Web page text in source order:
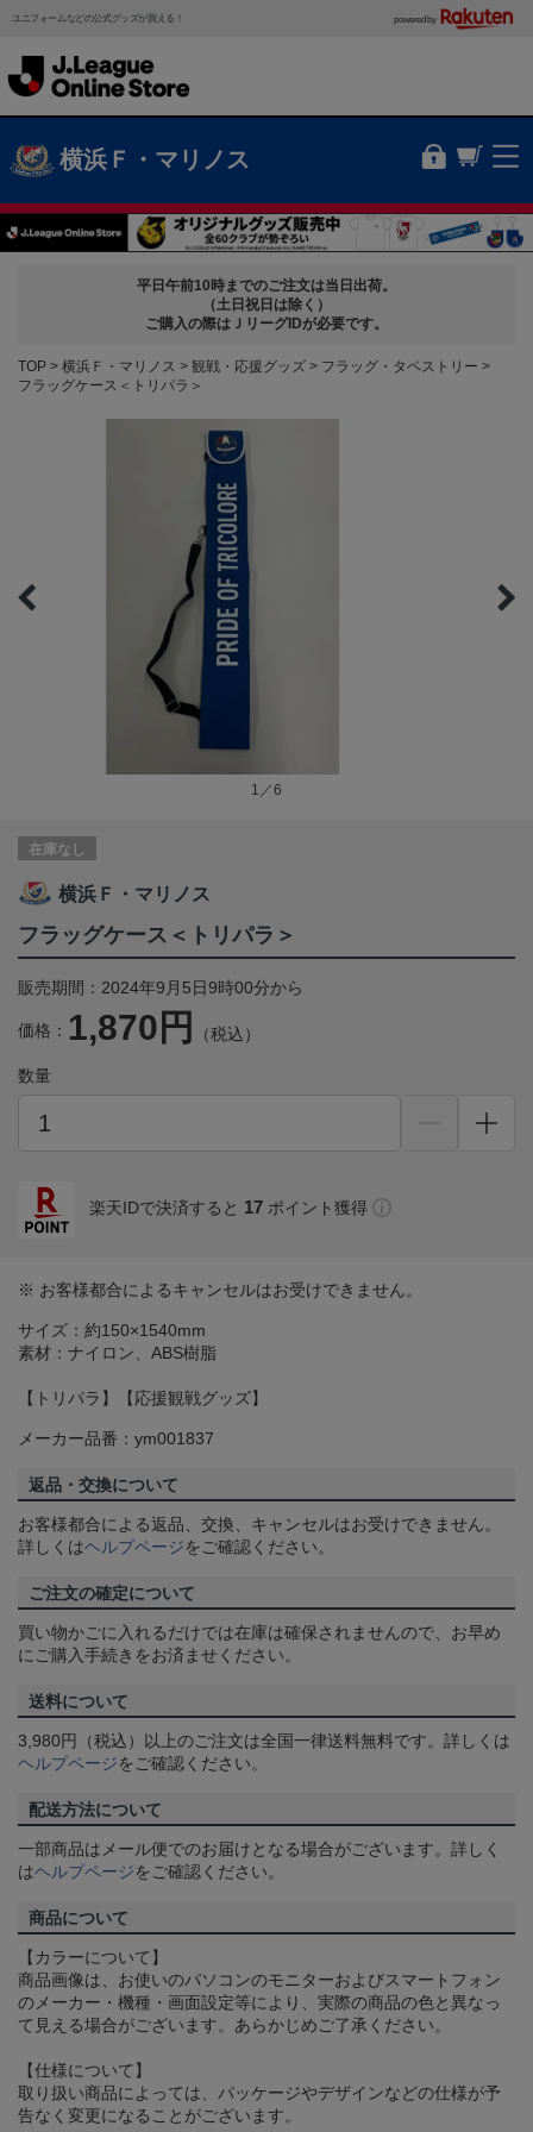
ユニフォームなどの公式グッズが買える！ powered by
横浜Ｆ・マリノス
平日午前10時までのご注文は当日出荷。
（土日祝日は除く）
ご購入の際はＪリーグIDが必要です。
TOP 横浜Ｆ・マリノス 観戦・応援グッズ
フラッグ・タペストリー
フラッグケース＜トリパラ＞
1／6
在庫なし
横浜Ｆ・マリノス
フラッグケース＜トリパラ＞
販売期間：2024年9月5日9時00分から
価格： 1,870円 （税込）
数量
楽天IDで決済すると 17 ポイント獲得
※ お客様都合によるキャンセルはお受けできません。
サイズ：約150×1540mm
素材：ナイロン、ABS樹脂
【トリパラ】【応援観戦グッズ】
メーカー品番：ym001837
返品・交換について
お客様都合による返品、交換、キャンセルはお受けできません。
詳しくはヘルプページをご確認ください。
ご注文の確定について
買い物かごに入れるだけでは在庫は確保されませんので、お早め
にご購入手続きをお済ませください。
送料について
3,980円（税込）以上のご注文は全国一律送料無料です。詳しくは
ヘルプページをご確認ください。
配送方法について
一部商品はメール便でのお届けとなる場合がございます。詳しく
はヘルプページをご確認ください。
商品について
【カラーについて】
商品画像は、お使いのパソコンのモニターおよびスマートフォン
のメーカー・機種・画面設定等により、実際の商品の色と異なっ
て見える場合がございます。あらかじめご了承ください。
【仕様について】
取り扱い商品によっては、パッケージやデザインなどの仕様が予
告なく変更になることがございます。